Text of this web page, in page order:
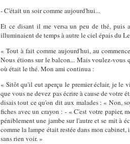
- C'était un soir comme aujourd'hui...
Et ce disant il me versa un peu de thé, puis
illuminaient de temps à autre le ciel épais du
« Tout à fait comme aujourd'hui, au
Nous étions sur le balcon... Mais voulez-vous
où était le thé. Mon ami continua :
« Sitôt qu'il eut aperçu le premier éclair, je le
que vous ne devez pas écrire à cause de votre
disais tout ce qu'on dit aux malades : « Non,
fiches avec un crayon : - « C'est votre papier,
péniblement une jambe sur l'autre et se mit à
comme la lampe était restée dans mon
sans rien voir. »